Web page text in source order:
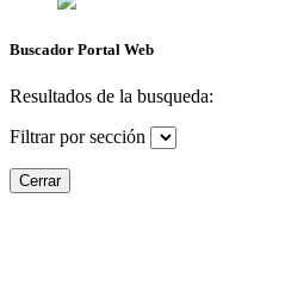
Buscador Portal Web
Resultados de la busqueda:
Filtrar por sección
Cerrar